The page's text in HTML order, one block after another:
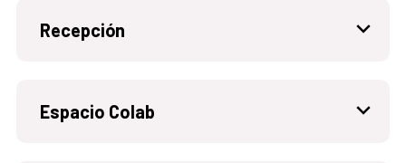
Recepción
Espacio Colab